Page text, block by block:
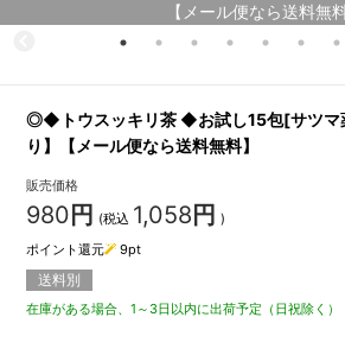
【メール便なら送料無料
◎◆トウスッキリ茶 ◆お試し15包[サツマ
り】【メール便なら送料無料】
販売価格
980 円 (税込 1,058 円 )
ポイント還元
9pt
送料別
在庫がある場合、1～3日以内に出荷予定（日祝除く）